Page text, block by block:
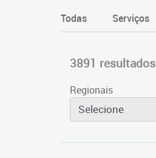
Todas Serviços
3891 resultados
Regionais
Selecione